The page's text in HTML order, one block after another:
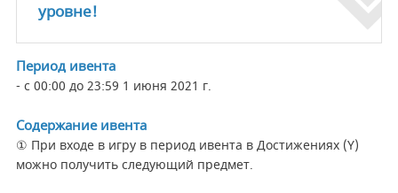
уровне!
Период ивента
- с 00:00 до 23:59 1 июня 2021 г.
Содержание ивента
① При входе в игру в период ивента в Достижениях (Y)
можно получить следующий предмет.